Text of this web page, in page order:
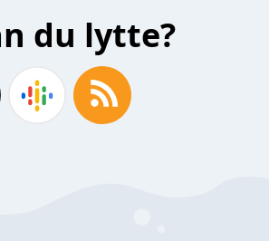
du lytte?